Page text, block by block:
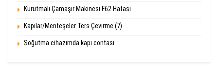
Kurutmalı Çamaşır Makinesi F62 Hatası
Kapılar/Menteşeler Ters Çevirme (7)
Soğutma cihazımda kapı contası